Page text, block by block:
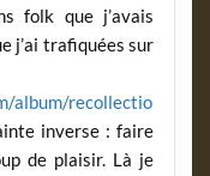
folk que j’avais
j’ai trafiquées sur
album/recollectio
inverse : faire
de plaisir. Là je